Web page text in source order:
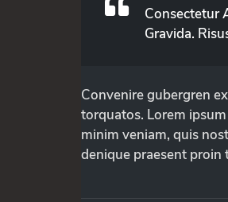
Consectetur
Gravida.
Convenire gubergren
torquatos. Lorem
minim veniam, quis
denique praesent proin